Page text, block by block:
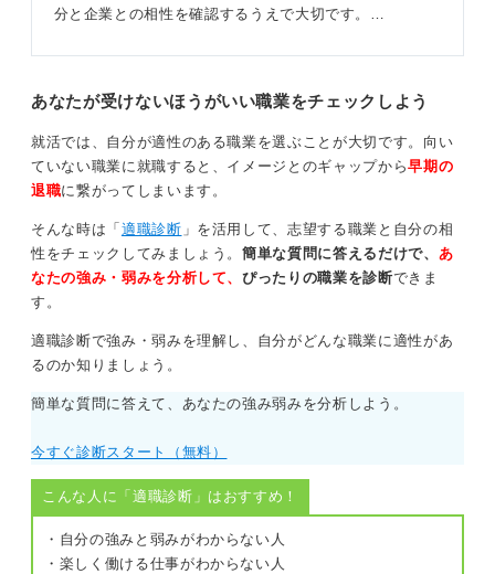
分と企業との相性を確認するうえで大切です。…
あなたが受けないほうがいい職業をチェックしよう
就活では、自分が適性のある職業を選ぶことが大切です。向い
ていない職業に就職すると、イメージとのギャップから早期の
退職に繋がってしまいます。
そんな時は「 適職診断 」を活用して、志望する職業と自分の相
性をチェックしてみましょう。簡単な質問に答えるだけで、 あ
なたの強み・弱みを分析して、ぴったりの職業を診断できま
す。
適職診断で強み・弱みを理解し、自分がどんな職業に適性があ
るのか知りましょう。
簡単な質問に答えて、あなたの強み弱みを分析しよう。
今すぐ診断スタート（無料）
こんな人に「適職診断」はおすすめ！
・自分の強みと弱みがわからない人
・楽しく働ける仕事がわからない人